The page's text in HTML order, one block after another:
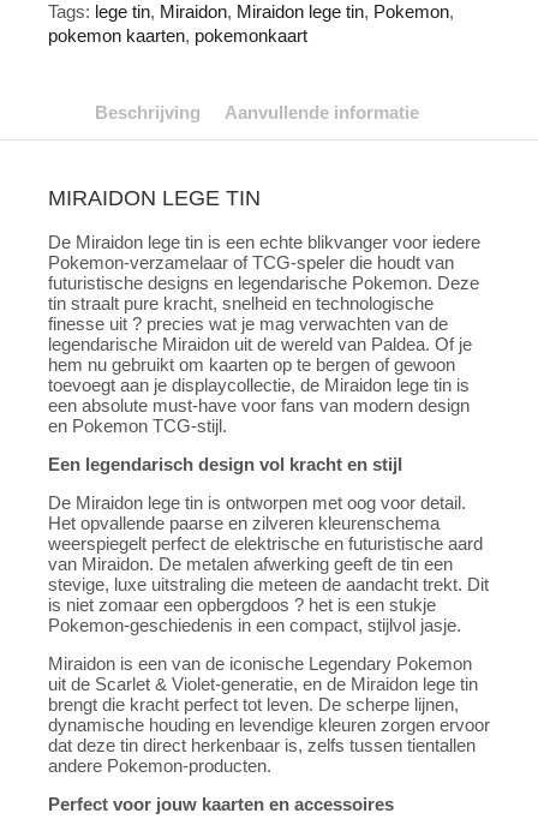
Tags: lege tin, Miraidon, Miraidon lege tin, Pokemon,
pokemon kaarten, pokemonkaart
Beschrijving Aanvullende informatie
MIRAIDON LEGE TIN
De Miraidon lege tin is een echte blikvanger voor iedere
Pokemon-verzamelaar of TCG-speler die houdt van
futuristische designs en legendarische Pokemon. Deze
tin straalt pure kracht, snelheid en technologische
finesse uit ? precies wat je mag verwachten van de
legendarische Miraidon uit de wereld van Paldea. Of je
hem nu gebruikt om kaarten op te bergen of gewoon
toevoegt aan je displaycollectie, de Miraidon lege tin is
een absolute must-have voor fans van modern design
en Pokemon TCG-stijl.
Een legendarisch design vol kracht en stijl
De Miraidon lege tin is ontworpen met oog voor detail.
Het opvallende paarse en zilveren kleurenschema
weerspiegelt perfect de elektrische en futuristische aard
van Miraidon. De metalen afwerking geeft de tin een
stevige, luxe uitstraling die meteen de aandacht trekt. Dit
is niet zomaar een opbergdoos ? het is een stukje
Pokemon-geschiedenis in een compact, stijlvol jasje.
Miraidon is een van de iconische Legendary Pokemon
uit de Scarlet & Violet-generatie, en de Miraidon lege tin
brengt die kracht perfect tot leven. De scherpe lijnen,
dynamische houding en levendige kleuren zorgen ervoor
dat deze tin direct herkenbaar is, zelfs tussen tientallen
andere Pokemon-producten.
Perfect voor jouw kaarten en accessoires